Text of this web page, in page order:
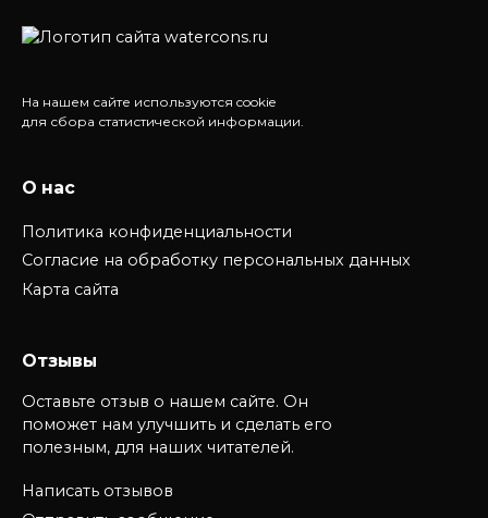
На нашем сайте используются cookie
для сбора статистической информации.
О нас
Политика конфиденциальности
Согласие на обработку персональных данных
Карта сайта
Отзывы
Оставьте отзыв о нашем сайте. Он
поможет нам улучшить и сделать его
полезным, для наших читателей.
Написать отзывов